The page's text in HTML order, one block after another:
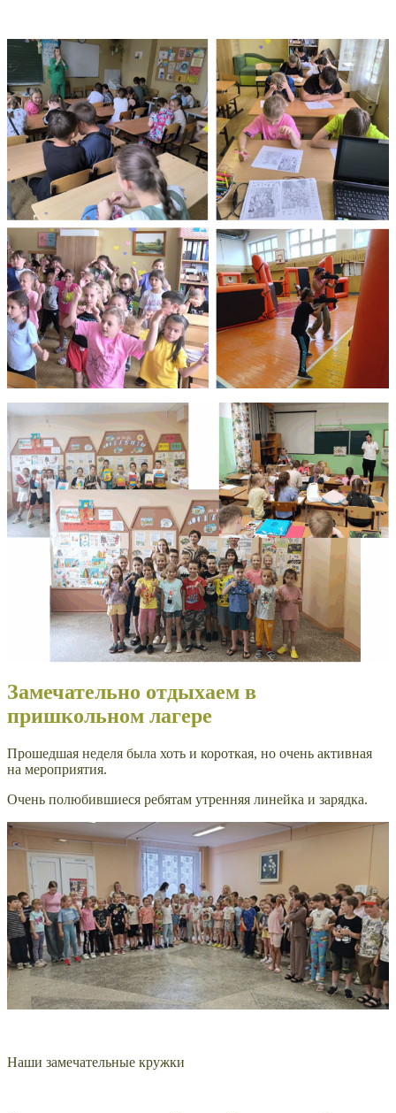
Замечательно отдыхаем в
пришкольном лагере
Прошедшая неделя была хоть и короткая, но очень активная
на мероприятия.
Очень полюбившиеся ребятам утренняя линейка и зарядка.
Наши замечательные кружки